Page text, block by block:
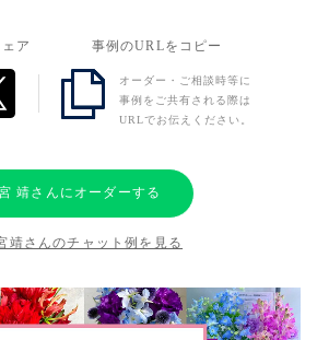
ア 事例のURLをコピー
オーダー・ご相談時等に
事例をご共有される際は
URLでお伝えください。
靖さんにオーダーする
靖さんのチャット例を見る